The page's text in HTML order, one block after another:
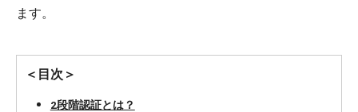
ます。
＜目次＞
2段階認証とは？